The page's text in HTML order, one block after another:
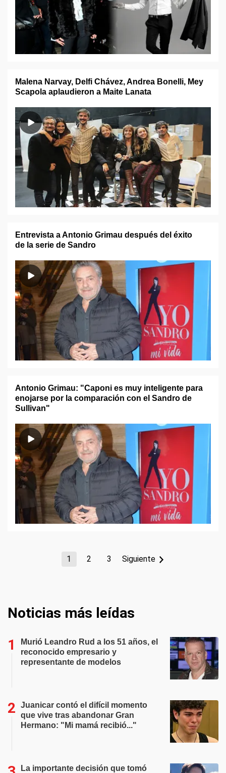
Malena Narvay, Delfi Chávez, Andrea Bonelli, Mey
Scapola aplaudieron a Maite Lanata
Entrevista a Antonio Grimau después del éxito
de la serie de Sandro
Antonio Grimau: "Caponi es muy inteligente para
enojarse por la comparación con el Sandro de
Sullivan"
1 2 3 Siguiente
Noticias más leídas
Murió Leandro Rud a los 51 años, el
reconocido empresario y
representante de modelos
Juanicar contó el difícil momento
que vive tras abandonar Gran
Hermano: "Mi mamá recibió..."
La importante decisión que tomó